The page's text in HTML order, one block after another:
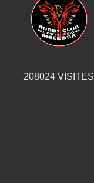
208024 VISITES